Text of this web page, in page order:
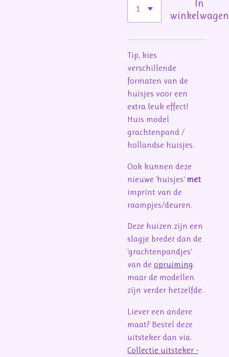
In
winkelwagen
Tip, kies
verschillende
formaten van de
huisjes voor een
extra leuk effect!
Huis model
grachtenpand /
hollandse huisjes.
Ook kunnen deze
nieuwe 'huisjes' met
imprint van de
raampjes/deuren.
Deze huizen zijn een
slagje breder dan de
'grachtenpandjes'
van de opruiming.
maar de modellen
zijn verder hetzelfde.
Liever een andere
maat? Bestel deze
uitsteker dan via:
Collectie uitsteker -